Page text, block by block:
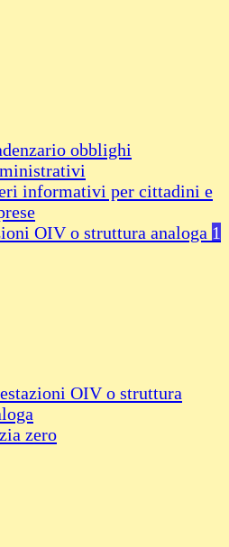
obblighi
informativi per cittadini e
OIV o struttura analoga 1
OIV o struttura
zero